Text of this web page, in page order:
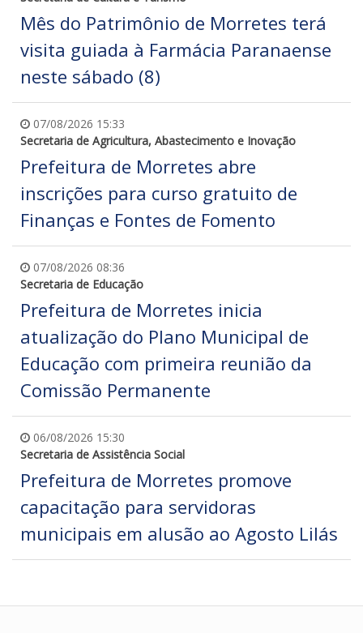
Mês do Patrimônio de Morretes terá
visita guiada à Farmácia Paranaense
neste sábado (8)
07/08/2026 15:33
Secretaria de Agricultura, Abastecimento e Inovação
Prefeitura de Morretes abre
inscrições para curso gratuito de
Finanças e Fontes de Fomento
07/08/2026 08:36
Secretaria de Educação
Prefeitura de Morretes inicia
atualização do Plano Municipal de
Educação com primeira reunião da
Comissão Permanente
06/08/2026 15:30
Secretaria de Assistência Social
Prefeitura de Morretes promove
capacitação para servidoras
municipais em alusão ao Agosto Lilás